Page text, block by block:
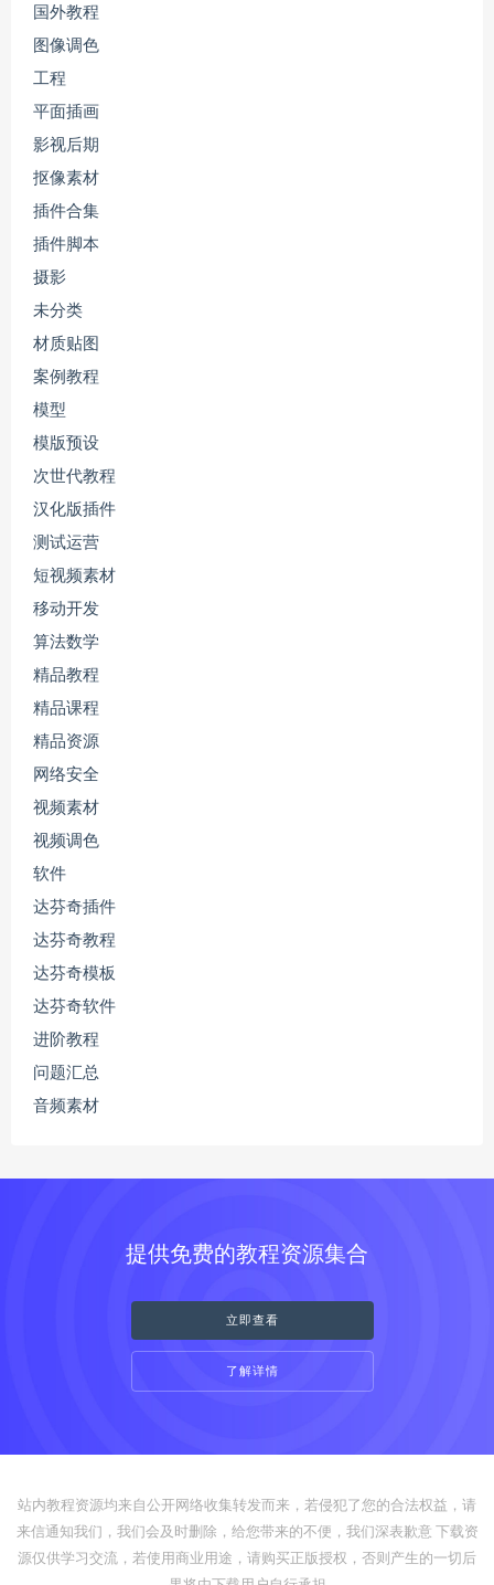
国外教程
图像调色
工程
平面插画
影视后期
抠像素材
插件合集
插件脚本
摄影
未分类
材质贴图
案例教程
模型
模版预设
次世代教程
汉化版插件
测试运营
短视频素材
移动开发
算法数学
精品教程
精品课程
精品资源
网络安全
视频素材
视频调色
软件
达芬奇插件
达芬奇教程
达芬奇模板
达芬奇软件
进阶教程
问题汇总
音频素材
提供免费的教程资源集合
立即查看
了解详情
站内教程资源均来自公开网络收集转发而来，若侵犯了您的合法权益，请
来信通知我们，我们会及时删除，给您带来的不便，我们深表歉意 下载资
源仅供学习交流，若使用商业用途，请购买正版授权，否则产生的一切后